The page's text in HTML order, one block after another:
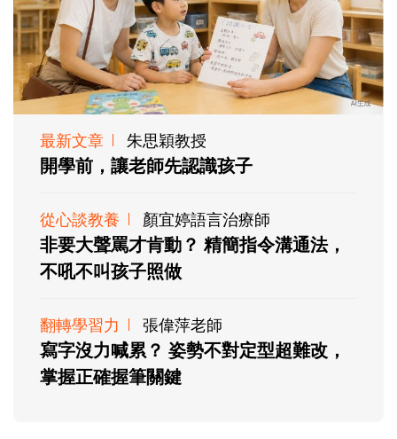
最新文章 朱思穎教授
開學前，讓老師先認識孩子
從心談教養 顏宜婷語言治療師
非要大聲罵才肯動？ 精簡指令溝通法，
不吼不叫孩子照做
翻轉學習力 張偉萍老師
寫字沒力喊累？ 姿勢不對定型超難改，
掌握正確握筆關鍵